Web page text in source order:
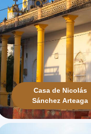
Casa de Nicolás
Sánchez Arteaga